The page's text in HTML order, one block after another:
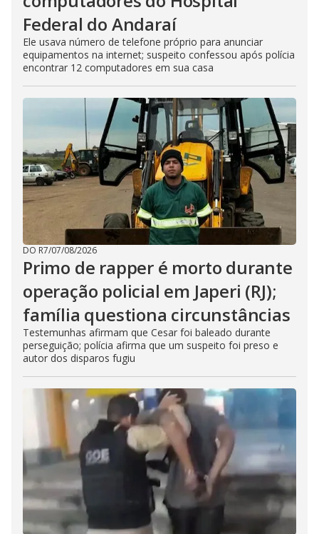
Federal do Andaraí
Ele usava número de telefone próprio para anunciar
equipamentos na internet; suspeito confessou após polícia
encontrar 12 computadores em sua casa
DO R7/07/08/2026
Primo de rapper é morto durante
operação policial em Japeri (RJ);
família questiona circunstâncias
Testemunhas afirmam que Cesar foi baleado durante
perseguição; polícia afirma que um suspeito foi preso e
autor dos disparos fugiu